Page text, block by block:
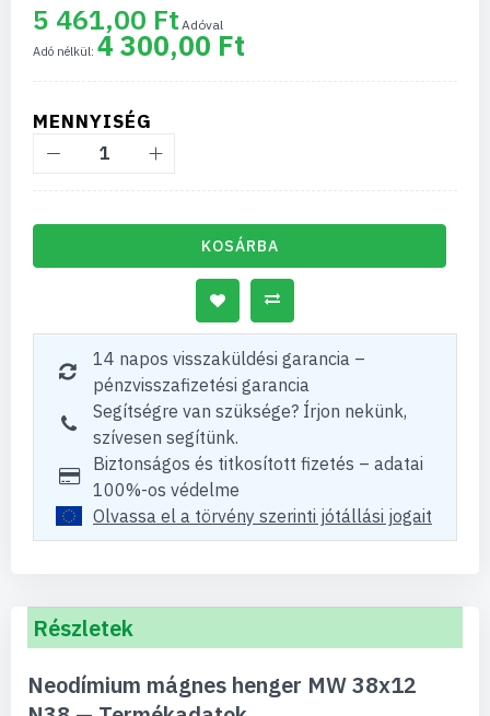
5 461,00 Ft
4 300,00 Ft
MENNYISÉG
KOSÁRBA
14 napos visszaküldési garancia –
pénzvisszafizetési garancia
Segítségre van szüksége? Írjon nekünk,
szívesen segítünk.
Biztonságos és titkosított fizetés – adatai
100%-os védelme
Olvassa el a törvény szerinti jótállási jogait
Részletek
Neodímium mágnes henger MW 38x12